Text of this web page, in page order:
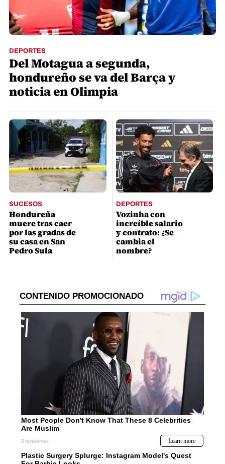
DEPORTES
Del Motagua a segunda,
hondureño se va del Barça y
noticia en Olimpia
SUCESOS
Hondureña
muere tras caer
por las gradas de
su casa en San
Pedro Sula
DEPORTES
Vozinha con
increíble salario
y contrato: ¿Se
cambia el
nombre?